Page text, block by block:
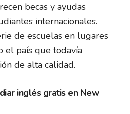
becas y ayudas
internacionales.
de escuelas en lugares
el país que todavía
de alta calidad.
inglés gratis en New